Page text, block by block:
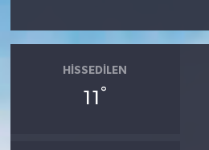
HISSEDILEN
11 °